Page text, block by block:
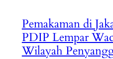
Pemakaman di
PDIP Lempar
Wilayah